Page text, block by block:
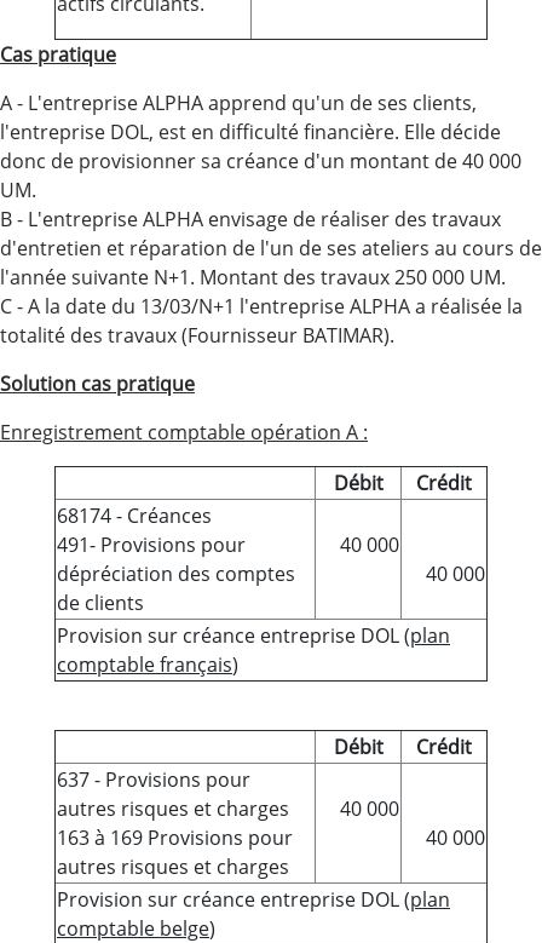
Cas pratique
A - L'entreprise ALPHA apprend qu'un de ses clients,
l'entreprise DOL, est en difficulté financière. Elle décide
donc de provisionner sa créance d'un montant de 40 000
UM.
B - L'entreprise ALPHA envisage de réaliser des travaux
d'entretien et réparation de l'un de ses ateliers au cours de
l'année suivante N+1. Montant des travaux 250 000 UM.
C - A la date du 13/03/N+1 l'entreprise ALPHA a réalisée la
totalité des travaux (Fournisseur BATIMAR).
Solution cas pratique
Enregistrement comptable opération A :
Débit
Crédit
68174 - Créances
491- Provisions pour
dépréciation des comptes
de clients
40 000
40 000
Provision sur créance entreprise DOL (plan
comptable français)
Débit
Crédit
637 - Provisions pour
autres risques et charges
163 à 169 Provisions pour
autres risques et charges
40 000
40 000
Provision sur créance entreprise DOL (plan
comptable belge)